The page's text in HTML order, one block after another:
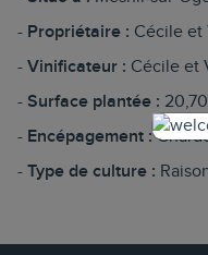
Propriétaire : Cécile et
Vinificateur : Cécile et
Surface plantée :
Encépagement :
Type de culture :